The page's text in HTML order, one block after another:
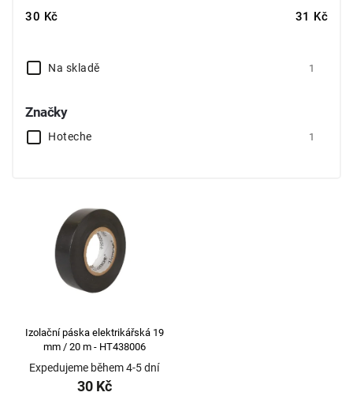
30 Kč 31 Kč
Na skladě 1
Značky
Hoteche 1
Izolační páska elektrikářská 19
mm / 20 m - HT438006
Expedujeme během 4-5 dní
30 Kč